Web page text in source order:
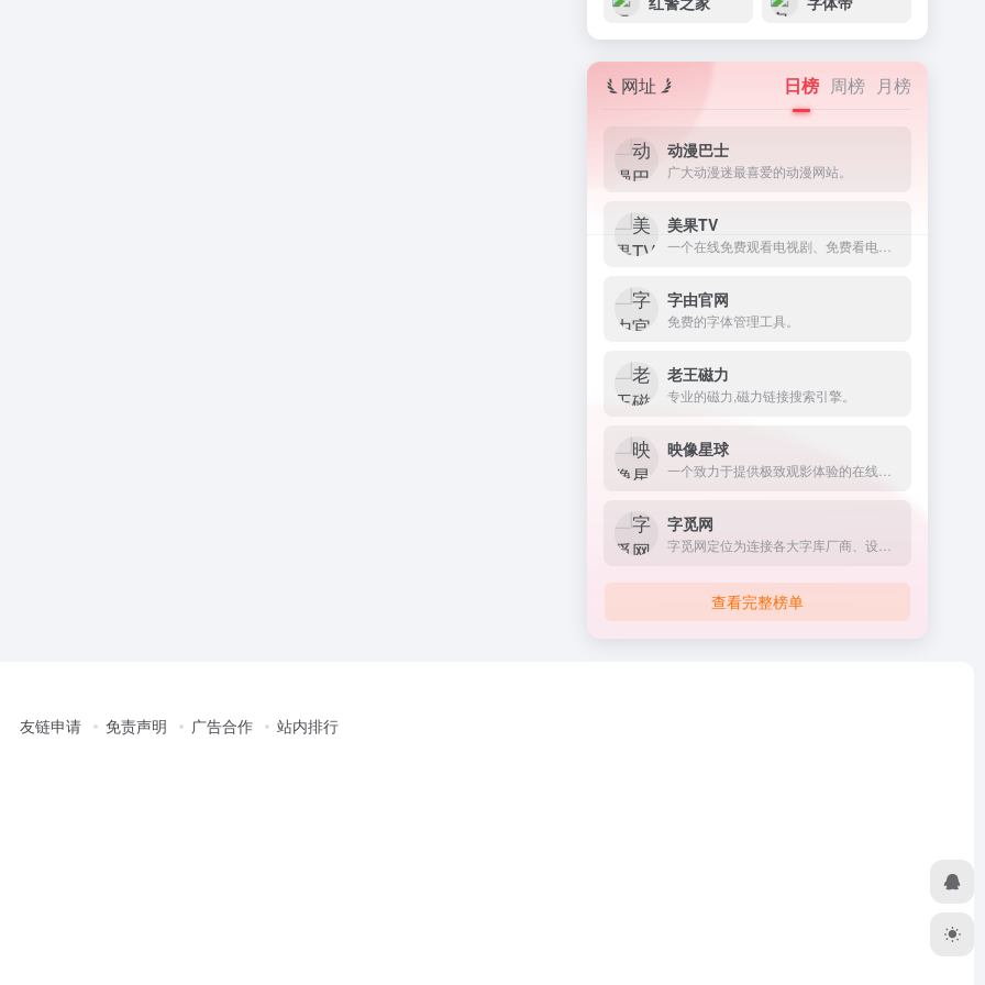
网址 日榜 周榜 月榜
动漫巴士
广大动漫迷最喜爱的动漫网站。
美果TV
字由官网
免费的字体管理工具。
老王磁力
专业的磁力,磁力链接搜索引擎。
映像星球
字觅网
查看完整榜单
友链申请 免责声明 广告合作 站内排行